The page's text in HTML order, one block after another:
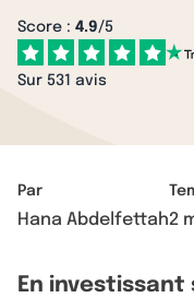
Score : 4.9/5
Sur 531 avis
Par
Hana Abdelfettah2
En